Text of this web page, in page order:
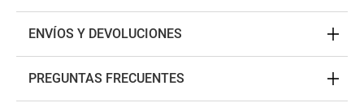
ENVÍOS Y DEVOLUCIONES
PREGUNTAS FRECUENTES